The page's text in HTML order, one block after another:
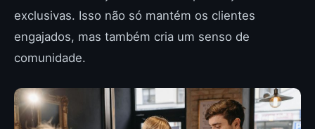
exclusivas. Isso não só mantém os clientes
engajados, mas também cria um senso de
comunidade.